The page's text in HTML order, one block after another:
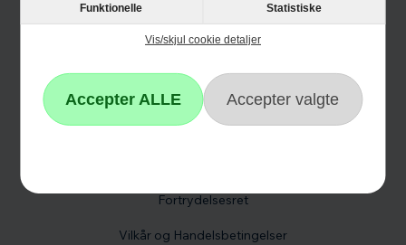
Funktionelle Statistiske
Vis/skjul cookie detaljer
Kundeservice
Reklamation
Hvidevare reklamation
Fortrydelsesret
Vilkår og Handelsbetingelser